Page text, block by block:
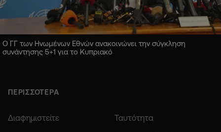
Ο ΓΓ των Ηνωμένων Εθνών ανακοινώνει την σύγκληση
συνάντησης 5+1 για το Κυπριακό
ΠΕΡΙΣΣΟΤΕΡΑ
Διαφημιστείτε Ταυτότητα